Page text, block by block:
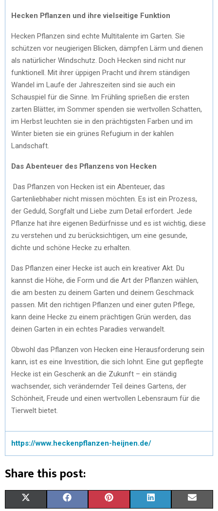
Hecken Pflanzen und ihre vielseitige Funktion
Hecken Pflanzen sind echte Multitalente im Garten. Sie
schützen vor neugierigen Blicken, dämpfen Lärm und dienen
als natürlicher Windschutz. Doch Hecken sind nicht nur
funktionell. Mit ihrer üppigen Pracht und ihrem ständigen
Wandel im Laufe der Jahreszeiten sind sie auch ein
Schauspiel für die Sinne. Im Frühling sprießen die ersten
zarten Blätter, im Sommer spenden sie wertvollen Schatten,
im Herbst leuchten sie in den prächtigsten Farben und im
Winter bieten sie ein grünes Refugium in der kahlen
Landschaft.
Das Abenteuer des Pflanzens von Hecken
Das Pflanzen von Hecken ist ein Abenteuer, das
Gartenliebhaber nicht missen möchten. Es ist ein Prozess,
der Geduld, Sorgfalt und Liebe zum Detail erfordert. Jede
Pflanze hat ihre eigenen Bedürfnisse und es ist wichtig, diese
zu verstehen und zu berücksichtigen, um eine gesunde,
dichte und schöne Hecke zu erhalten.
Das Pflanzen einer Hecke ist auch ein kreativer Akt. Du
kannst die Höhe, die Form und die Art der Pflanzen wählen,
die am besten zu deinem Garten und deinem Geschmack
passen. Mit den richtigen Pflanzen und einer guten Pflege,
kann deine Hecke zu einem prächtigen Grün werden, das
deinen Garten in ein echtes Paradies verwandelt.
Obwohl das Pflanzen von Hecken eine Herausforderung sein
kann, ist es eine Investition, die sich lohnt. Eine gut gepflegte
Hecke ist ein Geschenk an die Zukunft – ein ständig
wachsender, sich verändernder Teil deines Gartens, der
Schönheit, Freude und einen wertvollen Lebensraum für die
Tierwelt bietet.
https://www.heckenpflanzen-heijnen.de/
Share this post: